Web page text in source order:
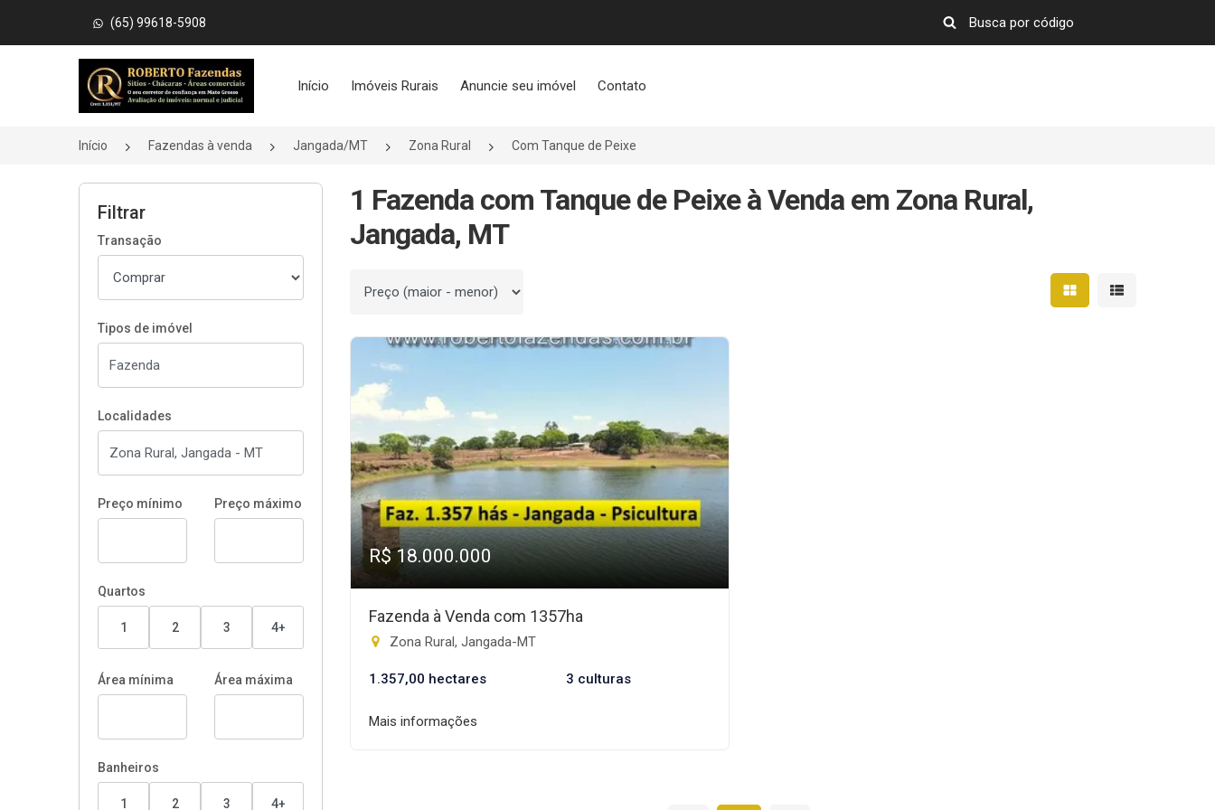
(65) 99618-5908
Página inicial
Início Imóveis Rurais Anuncie seu imóvel Contato
Início Fazendas à venda Jangada/MT Zona Rural Com Tanque de Peixe
Filtrar
Transação
Tipos de imóvel
Localidades
Preço mínimo Preço máximo
Quartos
1 2 3 4+
Área mínima Área máxima
Banheiros
1 2 3 4+
1 Fazenda com Tanque de Peixe à Venda em Zona Rural,
Jangada, MT
Ordenar por Mostrar resultados em
Mostrar
R$ 18.000.000
Fazenda à Venda com 1357ha
Zona Rural, Jangada-MT
1.357,00 hectares 3 culturas
Mais informações